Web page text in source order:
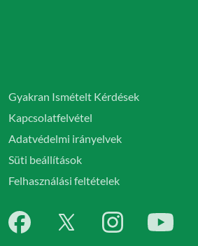
Gyakran Ismételt Kérdések
Kapcsolatfelvétel
Adatvédelmi irányelvek
Süti beállítások
Felhasználási feltételek